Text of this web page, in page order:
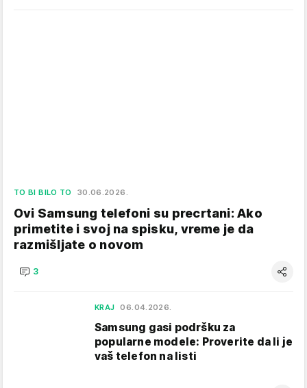
TO BI BILO TO 30.06.2026.
Ovi Samsung telefoni su precrtani: Ako
primetite i svoj na spisku, vreme je da
razmišljate o novom
3
KRAJ 06.04.2026.
Samsung gasi podršku za
popularne modele: Proverite da li je
vaš telefon na listi